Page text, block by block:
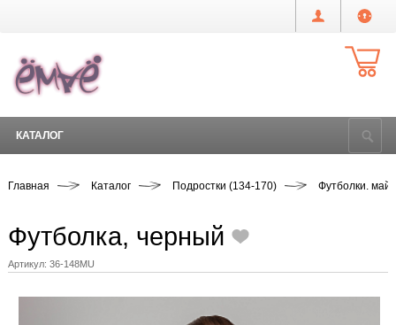
КАТАЛОГ
Главная Каталог Подростки (134-170) Футболки.
Футболка, черный
Артикул: 36-148MU